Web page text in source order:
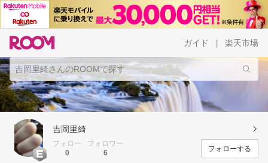
ガイド 楽天市場
吉岡里綺
フォロー
0
フォロワー
6
フォローする